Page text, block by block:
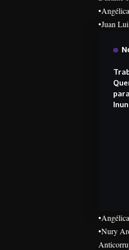
•Juan
•Nury